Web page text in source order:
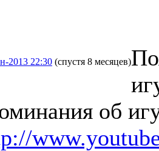
2013 22:30 (спустя 8 месяцев)
об